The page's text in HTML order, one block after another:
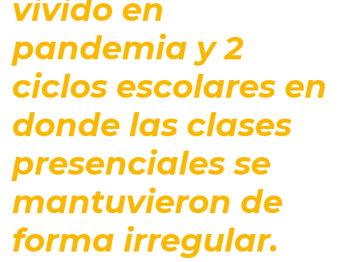
vivido en
pandemia y 2
ciclos escolares en
donde las clases
presenciales se
mantuvieron de
forma irregular.